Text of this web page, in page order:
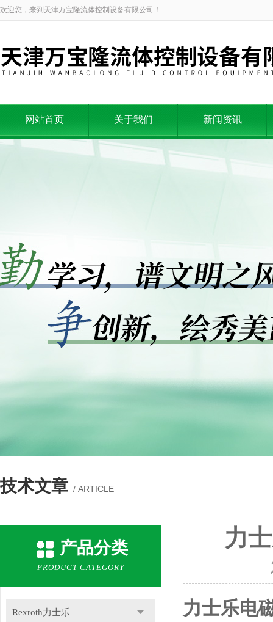
欢迎您，来到天津万宝隆流体控制设备有限公司！
网站首页 关于我们 新闻资讯
技术文章 / ARTICLE
产品分类
PRODUCT CATEGORY
Rexroth力士乐
力
力士乐电